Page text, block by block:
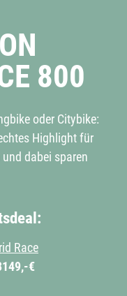
800
oder Citybike:
Highlight für
dabei sparen
Race
€